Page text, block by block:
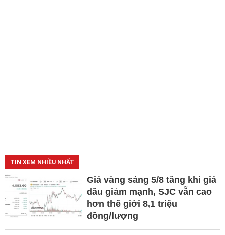
TIN XEM NHIỀU NHẤT
Giá vàng sáng 5/8 tăng khi giá
dầu giảm mạnh, SJC vẫn cao
hơn thế giới 8,1 triệu
đồng/lượng